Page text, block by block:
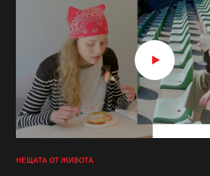
НЕЩАТА ОТ ЖИВОТА